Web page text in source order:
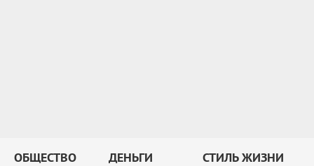
ОБЩЕСТВО ДЕНЬГИ СТИЛЬ ЖИЗНИ